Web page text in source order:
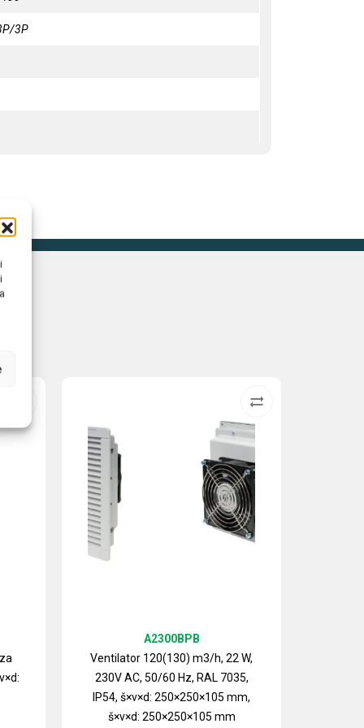
3P
Ventilator 120(130) m3/h, 22 W,
230V AC, 50/60 Hz, RAL 7035,
IP54, š×v×d: 250×250×105 mm,
š×v×d: 250×250×105 mm
A2300BPB